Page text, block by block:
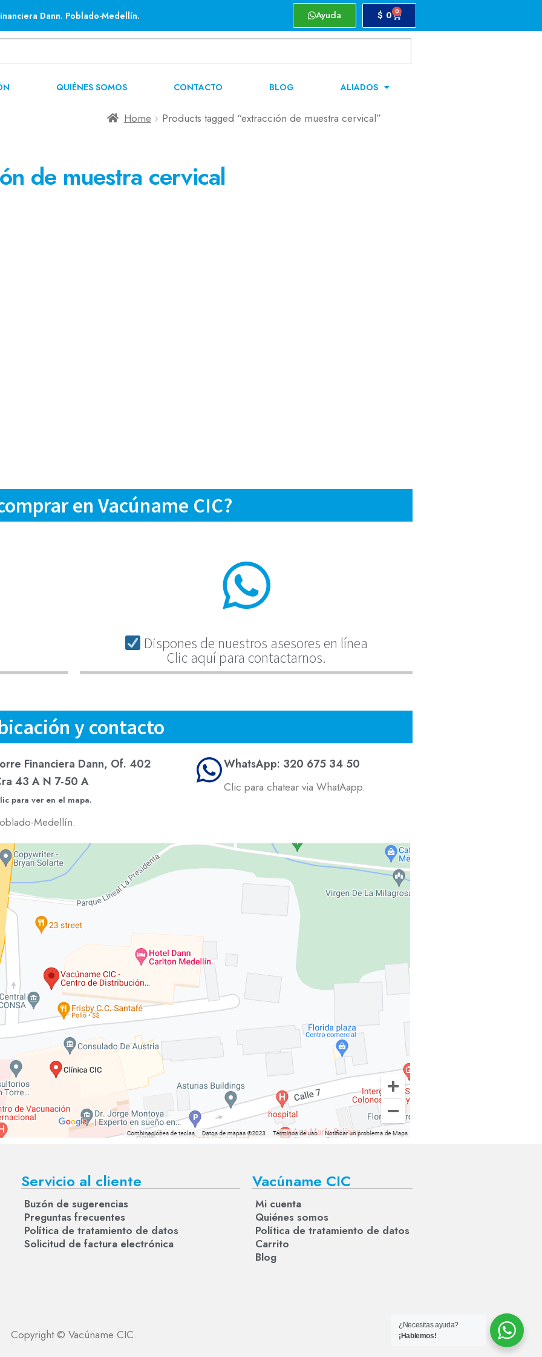
Dann. Poblado-Medellín. Ayuda $ 0 0
QUIÉNES SOMOS CONTACTO BLOG ALIADOS
Home Products tagged “extracción de muestra cervical”
de muestra cervical
en Vacúname CIC?
Dispones de nuestros asesores en línea
Clic aquí para contactarnos.
y contacto
Financiera Dann, Of. 402
43 A N 7-50 A
para ver en el mapa.
Medellín.
WhatsApp: 320 675 34 50
Clic para chatear via WhatAapp.
Servicio al cliente
Buzón de sugerencias
Preguntas frecuentes
Política de tratamiento de datos
Solicitud de factura electrónica
Vacúname CIC
Mi cuenta
Quiénes somos
Política de tratamiento de datos
Carrito
Blog
Copyright © Vacúname CIC.
¿Necesitas ayuda?
¡Hablemos!